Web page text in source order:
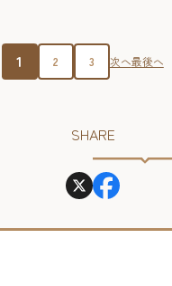
1 2 3 次へ最後へ
SHARE